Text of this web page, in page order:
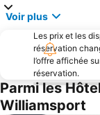
Voir plus
Les prix et les
réservation
l’offre affichée
réservation.
Parmi les
Williamsport